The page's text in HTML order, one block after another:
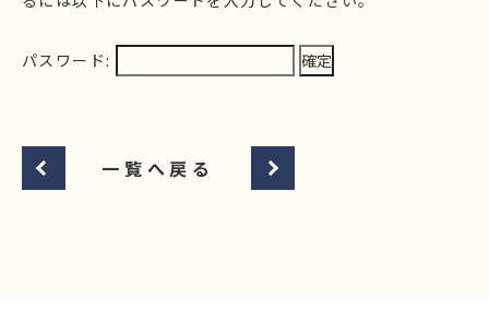
パスワード:
一覧へ戻る